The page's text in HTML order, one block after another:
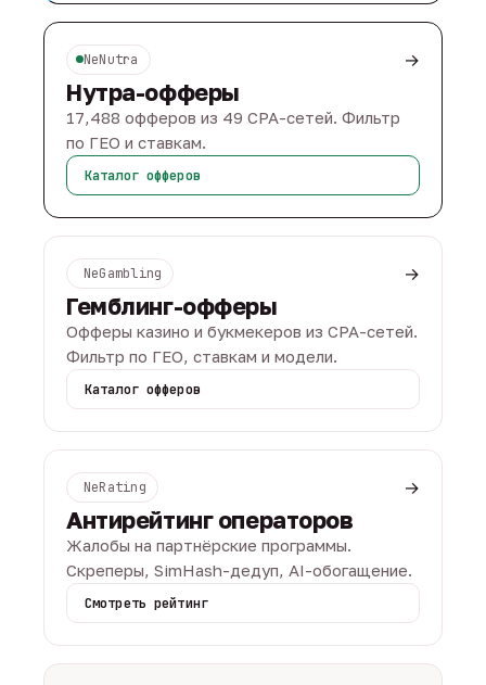
NeNutra →
Нутра-офферы
17,488 офферов из 49 CPA-сетей. Фильтр
по ГЕО и ставкам.
Каталог офферов
NeGambling →
Гемблинг-офферы
Офферы казино и букмекеров из CPA-сетей.
Фильтр по ГЕО, ставкам и модели.
Каталог офферов
NeRating →
Антирейтинг операторов
Жалобы на партнёрские программы.
Скреперы, SimHash-дедуп, AI-обогащение.
Смотреть рейтинг